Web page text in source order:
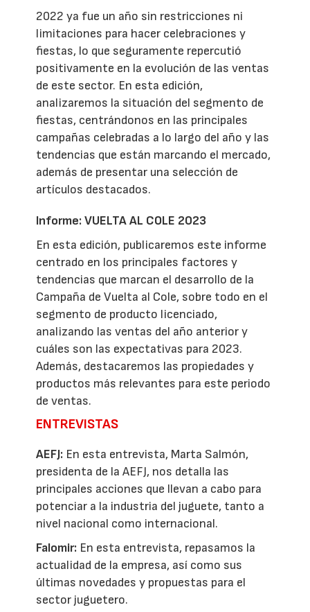
2022 ya fue un año sin restricciones ni
limitaciones para hacer celebraciones y
fiestas, lo que seguramente repercutió
positivamente en la evolución de las ventas
de este sector. En esta edición,
analizaremos la situación del segmento de
fiestas, centrándonos en las principales
campañas celebradas a lo largo del año y las
tendencias que están marcando el mercado,
además de presentar una selección de
artículos destacados.
Informe: VUELTA AL COLE 2023
En esta edición, publicaremos este informe
centrado en los principales factores y
tendencias que marcan el desarrollo de la
Campaña de Vuelta al Cole, sobre todo en el
segmento de producto licenciado,
analizando las ventas del año anterior y
cuáles son las expectativas para 2023.
Además, destacaremos las propiedades y
productos más relevantes para este periodo
de ventas.
ENTREVISTAS
AEFJ: En esta entrevista, Marta Salmón,
presidenta de la AEFJ, nos detalla las
principales acciones que llevan a cabo para
potenciar a la industria del juguete, tanto a
nivel nacional como internacional.
Falomir: En esta entrevista, repasamos la
actualidad de la empresa, así como sus
últimas novedades y propuestas para el
sector juguetero.